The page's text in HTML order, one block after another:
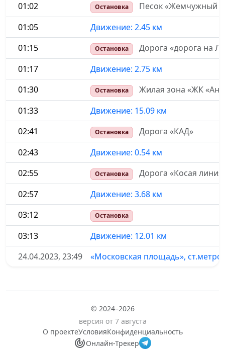
01:02
Остановка
Песок «Жемчужный
01:05
Движение: 2.45 км
01:15
Остановка
Дорога «дорога на
01:17
Движение: 2.75 км
01:30
Остановка
Жилая зона «ЖК
01:33
Движение: 15.09 км
02:41
Остановка
Дорога «КАД»
02:43
Движение: 0.54 км
02:55
Остановка
Дорога «Косая
02:57
Движение: 3.68 км
03:12
Остановка
03:13
Движение: 12.01 км
24.04.2023, 23:49
«Московская площадь», ст.метро
© 2024–2026
версия от 7 августа
О проектеУсловияКонфиденциальность
Онлайн-Трекер